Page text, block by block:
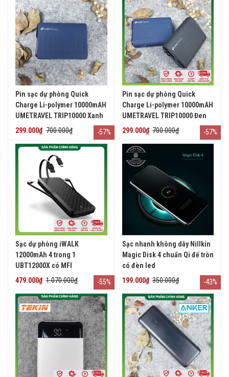
Pin sạc dự phòng Quick
Charge Li-polymer 10000mAH
UMETRAVEL TRIP10000 Xanh
dương
299.000₫ 700.000₫ -57%
Pin sạc dự phòng Quick
Charge Li-polymer 10000mAH
UMETRAVEL TRIP10000 Đen
299.000₫ 700.000₫ -57%
Sạc dự phòng iWALK
12000mAh 4 trong 1
UBT12000X có MFI
479.000₫ 1.070.000₫ -55%
Sạc nhanh không dây Nillkin
Magic Disk 4 chuẩn Qi đế tròn
có đèn led
199.000₫ 350.000₫ -43%